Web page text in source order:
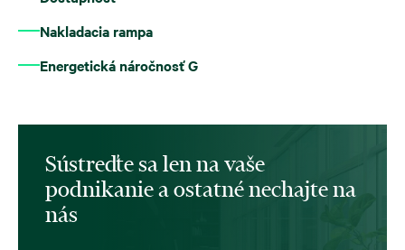
Nakladacia rampa
Energetická náročnosť G
Sústreďte sa len na vaše
podnikanie a ostatné nechajte na
nás